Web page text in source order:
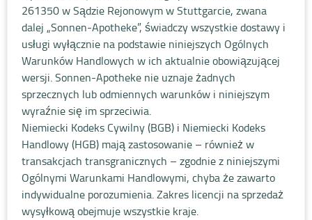
261350 w Sądzie Rejonowym w Stuttgarcie, zwana
dalej „Sonnen-Apotheke”, świadczy wszystkie dostawy i
usługi wyłącznie na podstawie niniejszych Ogólnych
Warunków Handlowych w ich aktualnie obowiązującej
wersji. Sonnen-Apotheke nie uznaje żadnych
sprzecznych lub odmiennych warunków i niniejszym
wyraźnie się im sprzeciwia.
Niemiecki Kodeks Cywilny (BGB) i Niemiecki Kodeks
Handlowy (HGB) mają zastosowanie – również w
transakcjach transgranicznych – zgodnie z niniejszymi
Ogólnymi Warunkami Handlowymi, chyba że zawarto
indywidualne porozumienia. Zakres licencji na sprzedaż
wysyłkową obejmuje wszystkie kraje.